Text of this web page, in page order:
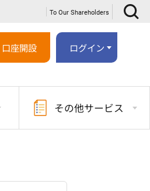
To Our Shareholders
口座開設 ログイン
その他サービス